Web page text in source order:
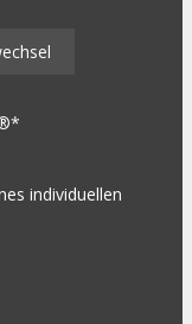
individuellen